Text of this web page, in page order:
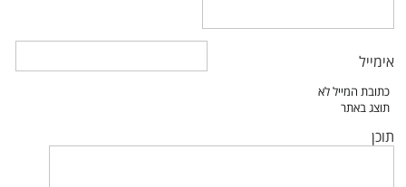
אימייל
תוכן